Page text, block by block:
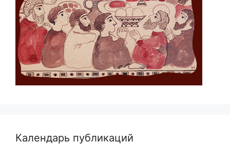
Календарь публикаций